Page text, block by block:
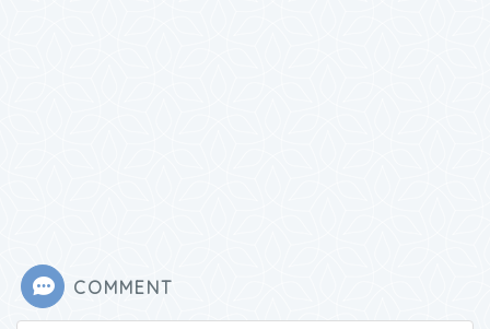
COMMENT